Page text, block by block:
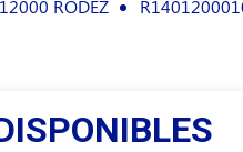
12000 RODEZ